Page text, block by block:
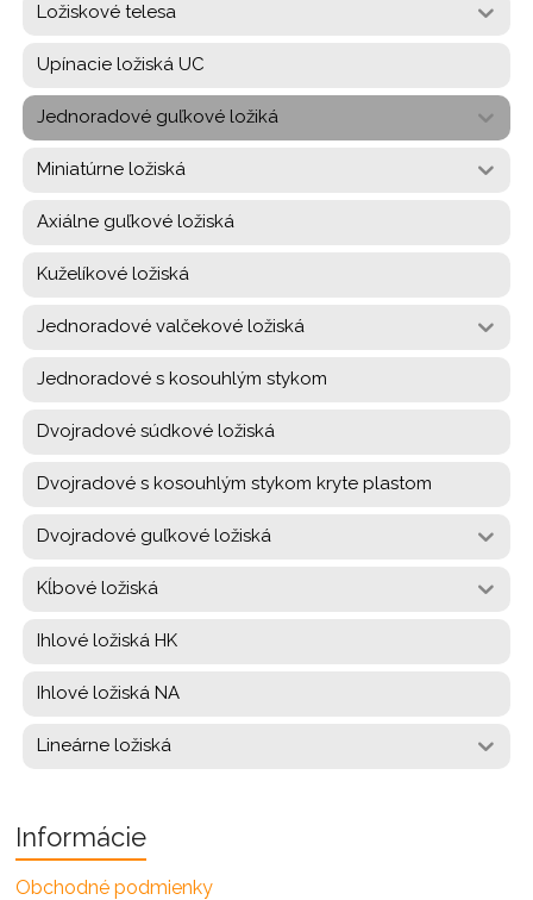
Ložiskové telesa
Upínacie ložiská UC
Jednoradové guľkové ložiká
Miniatúrne ložiská
Axiálne guľkové ložiská
Kuželíkové ložiská
Jednoradové valčekové ložiská
Jednoradové s kosouhlým stykom
Dvojradové súdkové ložiská
Dvojradové s kosouhlým stykom kryte plastom
Dvojradové guľkové ložiská
Kĺbové ložiská
Ihlové ložiská HK
Ihlové ložiská NA
Lineárne ložiská
Informácie
Obchodné podmienky